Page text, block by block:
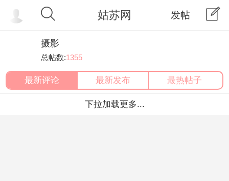
姑苏网 发帖
摄影
总帖数:1355
最新评论 最新发布 最热帖子
下拉加载更多...